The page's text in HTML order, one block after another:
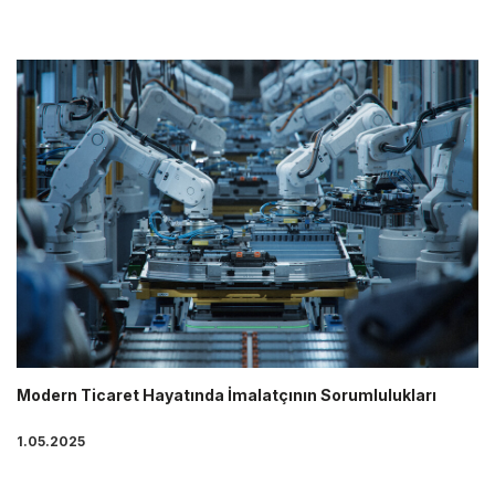
Modern Ticaret Hayatında İmalatçının Sorumlulukları
1.05.2025